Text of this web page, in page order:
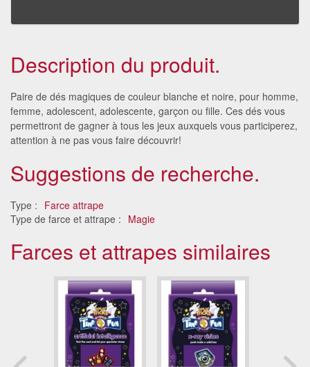
Description du produit.
Paire de dés magiques de couleur blanche et noire, pour homme,
femme, adolescent, adolescente, garçon ou fille. Ces dés vous
permettront de gagner à tous les jeux auxquels vous participerez,
attention à ne pas vous faire découvrir!
Suggestions de recherche.
Type : Farce attrape
Type de farce et attrape : Magie
Farces et attrapes similaires